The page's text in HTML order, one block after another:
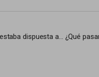
dispuesta a... ¿Qué